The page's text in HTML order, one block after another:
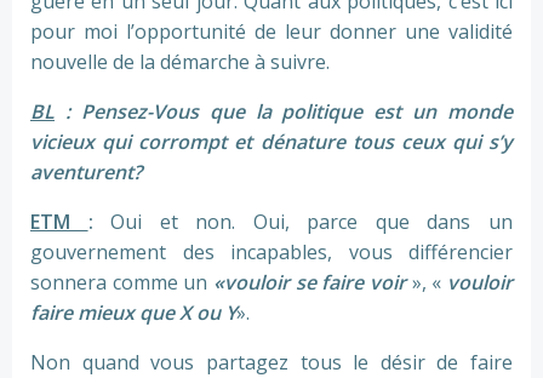
pour moi l’opportunité de leur donner une validité
nouvelle de la démarche à suivre.
BL : Pensez-Vous que la politique est un monde
vicieux qui corrompt et dénature tous ceux qui s’y
aventurent?
ETM : Oui et non. Oui, parce que dans un
gouvernement des incapables, vous différencier
sonnera comme un «vouloir se faire voir», « vouloir
faire mieux que X ou Y».
Non quand vous partagez tous le désir de faire